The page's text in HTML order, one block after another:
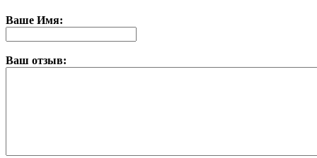
Ваше Имя:
Ваш отзыв: